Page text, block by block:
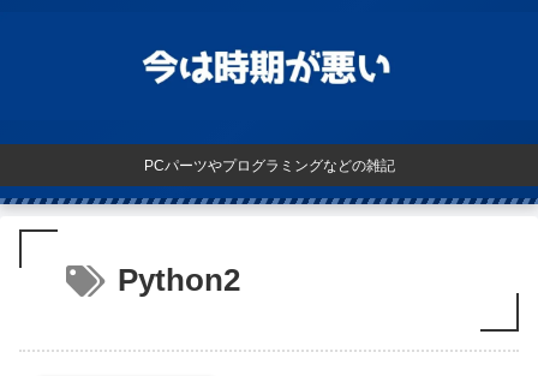
PCパーツやプログラミングなどの雑記
Python2